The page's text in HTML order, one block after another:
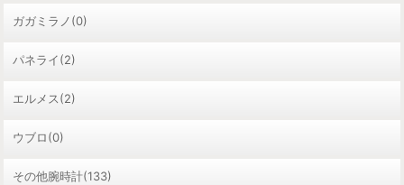
ガガミラノ(0)
パネライ(2)
エルメス(2)
ウブロ(0)
その他腕時計(133)